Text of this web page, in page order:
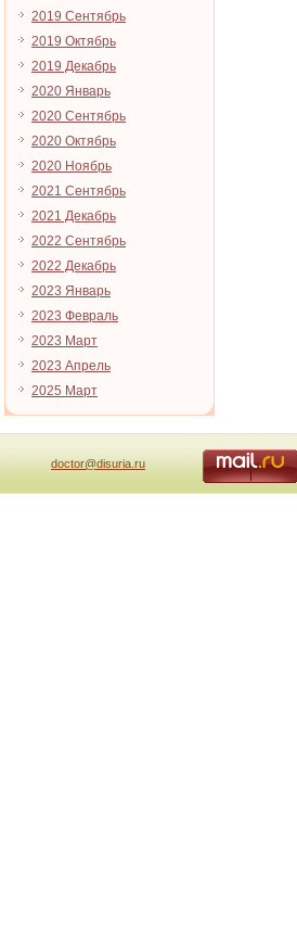
2019 Сентябрь
2019 Октябрь
2019 Декабрь
2020 Январь
2020 Сентябрь
2020 Октябрь
2020 Ноябрь
2021 Сентябрь
2021 Декабрь
2022 Сентябрь
2022 Декабрь
2023 Январь
2023 Февраль
2023 Март
2023 Апрель
2025 Март
doctor@disuria.ru